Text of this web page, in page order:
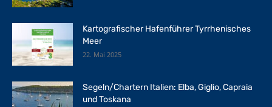
Kartografischer Hafenführer Tyrrhenisches
Meer
22. Mai 2025
Segeln/Chartern Italien: Elba, Giglio, Capraia
und Toskana